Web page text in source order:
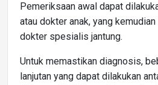
Pemeriksaan awal dapat
atau dokter anak, yang
dokter spesialis jantung.
Untuk memastikan diagnosis,
lanjutan yang dapat dilakukan